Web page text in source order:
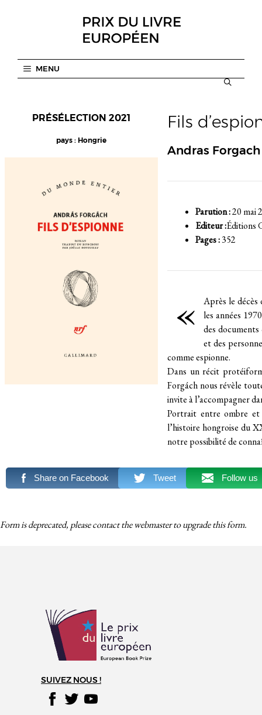
MENU
PRÉSÉLECTION 2021
pays : Hongrie
Fils
Andras Forgach
Parution :20 mai
Editeur :Éditions
Pages :352
«
Après le décès
les années
des
et des
comme espionne.
Dans un récit
Forgách nous révèle
invite à l’accompagner
Portrait entre ombre et
l’histoire hongroise du
notre possibilité de
Share on Facebook Tweet Follow us
Form is deprecated, please contact the webmaster toupgradethis form.
SUIVEZ NOUS !